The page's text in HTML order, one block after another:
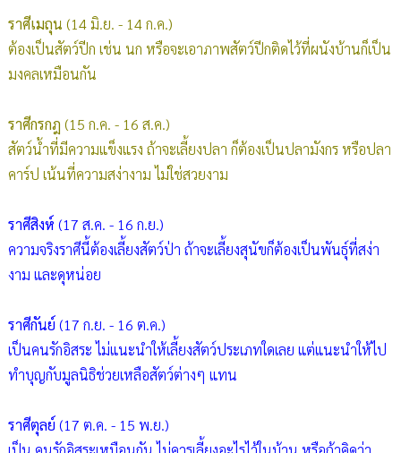
ราศีเมถุน (14 มิ.ย. - 14 ก.ค.)
ต้องเป็นสัตว์ปีก เช่น นก หรือจะเอาภาพสัตว์ปีกติดไว้ที่ผนังบ้านก็เป็น
มงคลเหมือนกัน
ราศีกรกฎ (15 ก.ค. - 16 ส.ค.)
สัตว์น้ำที่มีความแข็งแรง ถ้าจะเลี้ยงปลา ก็ต้องเป็นปลามังกร หรือปลา
คาร์ป เน้นที่ความสง่างาม ไม่ใช่สวยงาม
ราศีสิงห์ (17 ส.ค. - 16 ก.ย.)
ความจริงราศีนี้ต้องเลี้ยงสัตว์ป่า ถ้าจะเลี้ยงสุนัขก็ต้องเป็นพันธุ์ที่สง่า
งาม และดุหน่อย
ราศีกันย์ (17 ก.ย. - 16 ต.ค.)
เป็นคนรักอิสระ ไม่แนะนำให้เลี้ยงสัตว์ประเภทใดเลย แต่แนะนำให้ไป
ทำบุญกับมูลนิธิช่วยเหลือสัตว์ต่างๆ แทน
ราศีตุลย์ (17 ต.ค. - 15 พ.ย.)